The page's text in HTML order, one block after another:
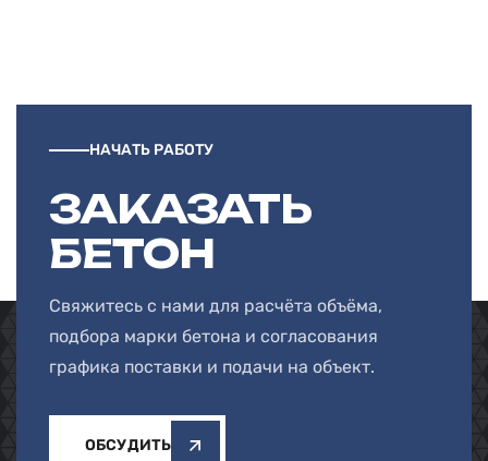
НАЧАТЬ РАБОТУ
ЗАКАЗАТЬ
БЕТОН
Свяжитесь с нами для расчёта объёма,
подбора марки бетона и согласования
графика поставки и подачи на объект.
ОБСУДИТЬ